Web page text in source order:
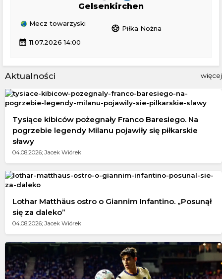
Gelsenkirchen
Mecz towarzyski
sports_soccer Piłka Nożna
calendar_month 11.07.2026 14:00
Aktualności więcej
Tysiące kibiców pożegnały Franco Baresiego. Na
pogrzebie legendy Milanu pojawiły się piłkarskie
sławy
04.08.2026; Jacek Wiórek
Lothar Matthäus ostro o Giannim Infantino. „Posunął
się za daleko”
04.08.2026; Jacek Wiórek